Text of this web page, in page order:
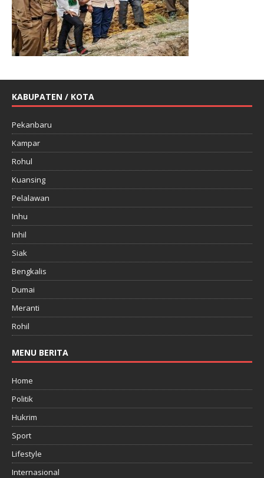
KABUPATEN / KOTA
Pekanbaru
Kampar
Rohul
Kuansing
Pelalawan
Inhu
Inhil
Siak
Bengkalis
Dumai
Meranti
Rohil
MENU BERITA
Home
Politik
Hukrim
Sport
Lifestyle
Internasional